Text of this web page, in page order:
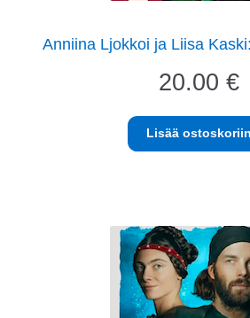
Anniina Ljokkoi ja Liisa
20.00 €
Lisää ostoskoriin